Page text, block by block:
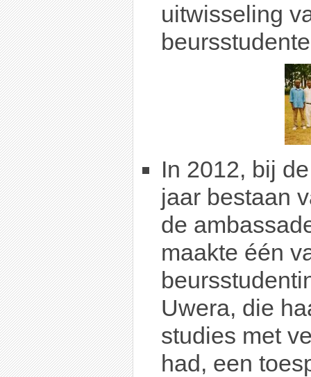
uitwisseling
In 2012, bij
jaar bestaan
de
maakte één
Uwera, die
studies met
had, een